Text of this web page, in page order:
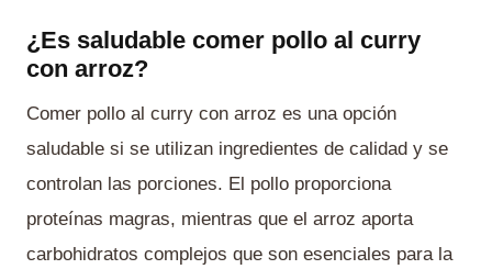
¿Es saludable comer pollo al curry
con arroz?
Comer pollo al curry con arroz es una opción
saludable si se utilizan ingredientes de calidad y se
controlan las porciones. El pollo proporciona
proteínas magras, mientras que el arroz aporta
carbohidratos complejos que son esenciales para la